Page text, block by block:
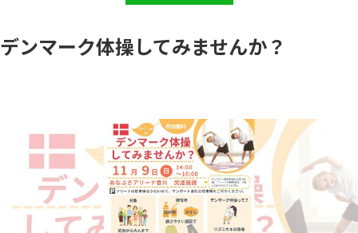
デンマーク体操してみませんか？